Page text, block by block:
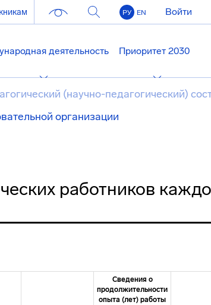
РУ EN Войти
деятельность Приоритет 2030
(научно-педагогический)
организации
работников
Сведения о
продолжительности
опыта (лет) работы